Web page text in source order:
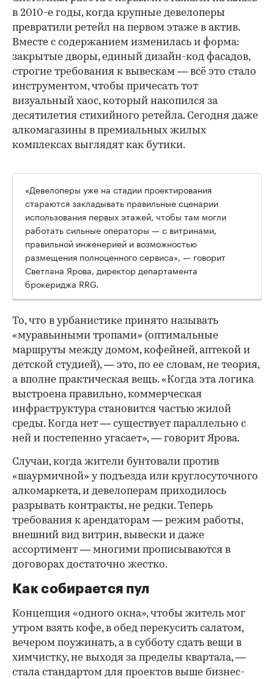
в 2010-е годы, когда крупные девелоперы
превратили ретейл на первом этаже в актив.
Вместе с содержанием изменилась и форма:
закрытые дворы, единый дизайн-код фасадов,
строгие требования к вывескам — всё это стало
инструментом, чтобы причесать тот
визуальный хаос, который накопился за
десятилетия стихийного ретейла. Сегодня даже
алкомагазины в премиальных жилых
комплексах выглядят как бутики.
00:00
«Девелоперы уже на стадии проектирования
стараются закладывать правильные сценарии
использования первых этажей, чтобы там могли
работать сильные операторы — с витринами,
правильной инженерией и возможностью
размещения полноценного сервиса», — говорит
Светлана Ярова, директор департамента
брокериджа RRG.
То, что в урбанистике принято называть
«муравьиными тропами» (оптимальные
маршруты между домом, кофейней, аптекой и
детской студией), — это, по ее словам, не теория,
а вполне практическая вещь. «Когда эта логика
выстроена правильно, коммерческая
инфраструктура становится частью жилой
среды. Когда нет — существует параллельно с
ней и постепенно угасает», — говорит Ярова.
Случаи, когда жители бунтовали против
«шаурмичной» у подъезда или круглосуточного
алкомаркета, и девелоперам приходилось
разрывать контракты, не редки. Теперь
требования к арендаторам — режим работы,
внешний вид витрин, вывески и даже
ассортимент — многими прописываются в
договорах достаточно жестко.
Как собирается пул
Концепция «одного окна», чтобы житель мог
утром взять кофе, в обед перекусить салатом,
вечером поужинать, а в субботу сдать вещи в
химчистку, не выходя за пределы квартала, —
стала стандартом для проектов выше бизнес-